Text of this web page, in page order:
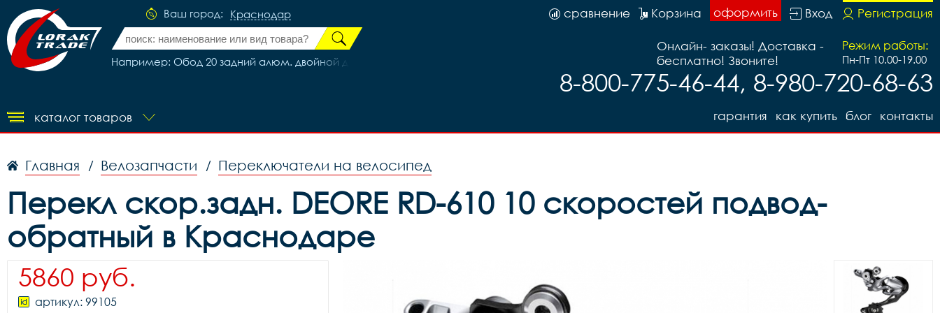
Ваш город: Краснодар
Например: Обод 20 задний алюм. двойной для BMX, 48 отв, втулка SF-A45R сталь., гайка 14мм ось, насып подши.
Регистрация
Вход
оформить
Корзина
сравнение
Режим работы:
Пн-Пт 10.00-19.00
Онлайн- заказы! Доставка -
бесплатно! Звоните!
8-800-775-46-44, 8-980-720-68-63
каталог товаров контакты
блог
как купить
гарантия
Главная / Велозапчасти / Переключатели на велосипед
Перекл скор.задн. DEORE RD-610 10 скоростей подвод-
обратный в Краснодаре
5860 руб.
артикул: 99105